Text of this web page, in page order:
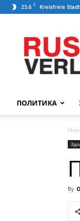
23.6 C Kreisfreie
ПОЛИТИКА
By